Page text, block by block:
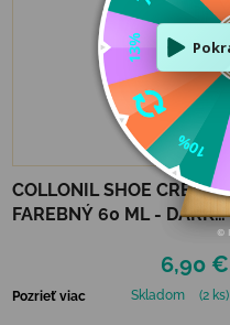
COLLONIL SHOE CREAM
FAREBNÝ 60 ML - DARK
6,90 €
Pozrieť viac Skladom (2 ks)